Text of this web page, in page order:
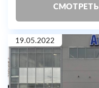
19.05.2022